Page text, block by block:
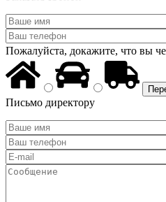
Пожалуйста, докажите, что вы
Письмо директору